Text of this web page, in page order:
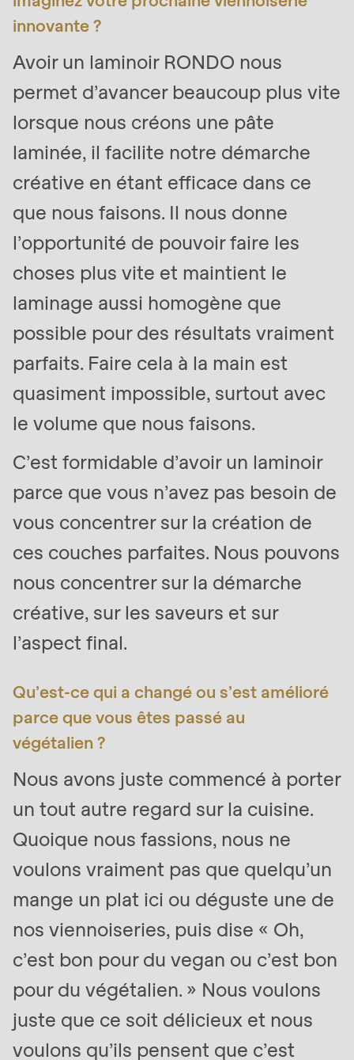
597
of
innovante ?
Avoir un laminoir RONDO nous
permet d’avancer beaucoup plus vite
lorsque nous créons une pâte
laminée, il facilite notre démarche
créative en étant efficace dans ce
que nous faisons. Il nous donne
l’opportunité de pouvoir faire les
choses plus vite et maintient le
laminage aussi homogène que
possible pour des résultats vraiment
parfaits. Faire cela à la main est
quasiment impossible, surtout avec
le volume que nous faisons.
C’est formidable d’avoir un laminoir
parce que vous n’avez pas besoin de
vous concentrer sur la création de
ces couches parfaites. Nous pouvons
nous concentrer sur la démarche
créative, sur les saveurs et sur
l’aspect final.
Qu’est-ce qui a changé ou s’est amélioré
parce que vous êtes passé au
végétalien ?
Nous avons juste commencé à porter
un tout autre regard sur la cuisine.
Quoique nous fassions, nous ne
voulons vraiment pas que quelqu’un
mange un plat ici ou déguste une de
nos viennoiseries, puis dise « Oh,
c’est bon pour du vegan ou c’est bon
pour du végétalien. » Nous voulons
juste que ce soit délicieux et nous
voulons qu’ils pensent que c’est